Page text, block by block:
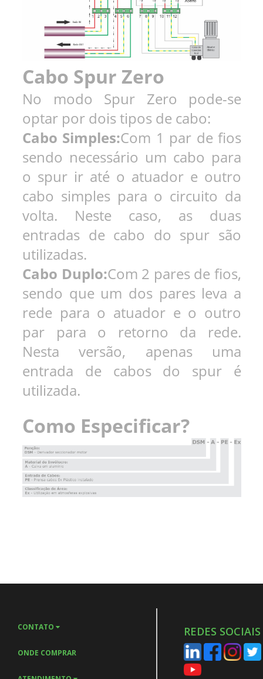
CONTATO
ONDE COMPRAR
REDES SOCIAIS